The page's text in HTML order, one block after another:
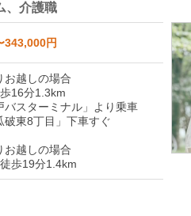
、介護職
343,000円
お越しの場合
16分1.3km
バスターミナル」より乗車
破東8丁目」下車すぐ
お越しの場合
歩19分1.4km